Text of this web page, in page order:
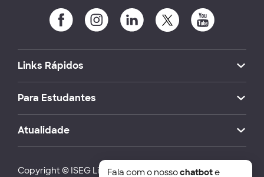
Links Rápidos
Para Estudantes
Atualidade
Copyright © ISEG Lisbon School of Economics and
Fala com o nossochatbote